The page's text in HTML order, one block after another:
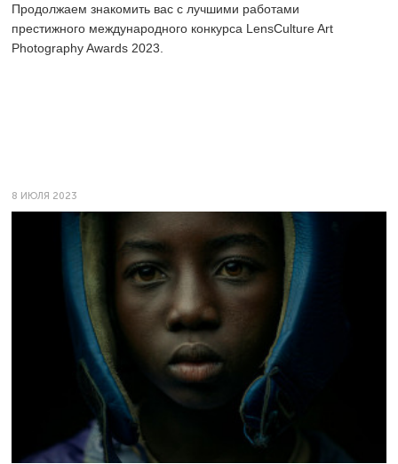
Продолжаем знакомить вас с лучшими работами
престижного международного конкурса LensCulture Art
Photography Awards 2023.
8 ИЮЛЯ 2023